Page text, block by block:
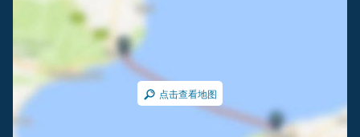
点击查看地图